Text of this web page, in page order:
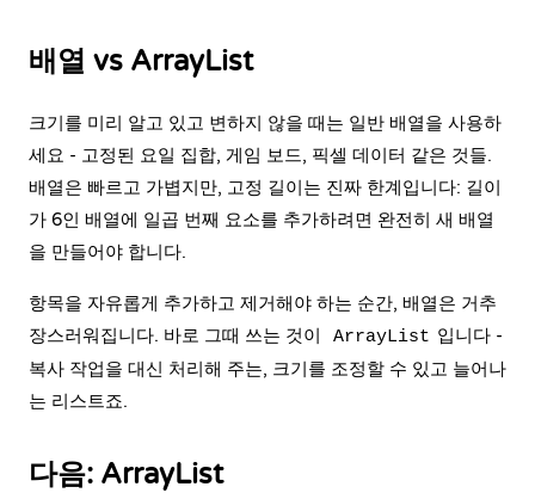
배열 vs ArrayList
크기를 미리 알고 있고 변하지 않을 때는 일반 배열을 사용하
세요 - 고정된 요일 집합, 게임 보드, 픽셀 데이터 같은 것들.
배열은 빠르고 가볍지만, 고정 길이는 진짜 한계입니다: 길이
가 6인 배열에 일곱 번째 요소를 추가하려면 완전히 새 배열
을 만들어야 합니다.
항목을 자유롭게 추가하고 제거해야 하는 순간, 배열은 거추
장스러워집니다. 바로 그때 쓰는 것이
ArrayList 입니다 -
복사 작업을 대신 처리해 주는, 크기를 조정할 수 있고 늘어나
는 리스트죠.
다음: ArrayList